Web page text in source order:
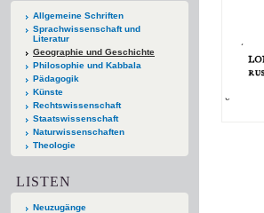
Allgemeine Schriften
Sprachwissenschaft und
Literatur
Geographie und Geschichte
Philosophie und Kabbala
Pädagogik
Künste
Rechtswissenschaft
Staatswissenschaft
Naturwissenschaften
Theologie
LISTEN
Neuzugänge